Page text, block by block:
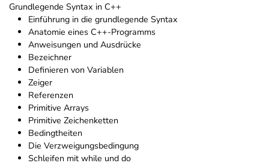
Grundlegende Syntax in C++
Einführung in die grundlegende Syntax
Anatomie eines C++-Programms
Anweisungen und Ausdrücke
Bezeichner
Definieren von Variablen
Zeiger
Referenzen
Primitive Arrays
Primitive Zeichenketten
Bedingtheiten
Die Verzweigungsbedingung
Schleifen mit while und do